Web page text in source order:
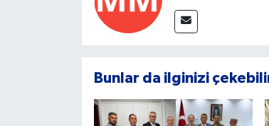
Bunlar da ilginizi